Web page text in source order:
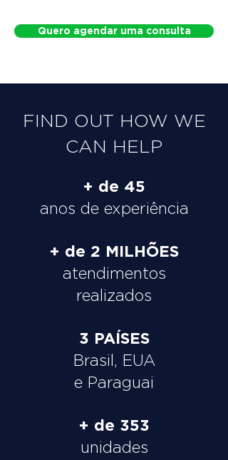
Quero agendar uma consulta
FIND OUT HOW WE
CAN HELP
+ de 45
anos de experiência
+ de 2 MILHÕES
atendimentos
realizados
3 PAÍSES
Brasil, EUA
e Paraguai
+ de 353
unidades